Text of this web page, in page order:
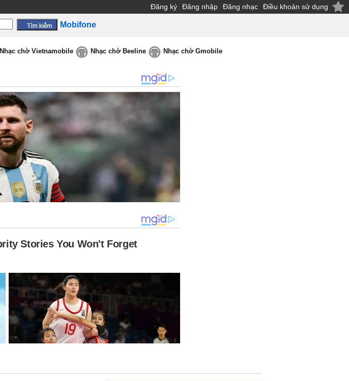
Đăng ký Đăng nhập Đăng nhạc Điều khoản sử dụng
Mobifone
Nhạc chờ Vietnamobile Nhạc chờ Beeline Nhạc chờ Gmobile